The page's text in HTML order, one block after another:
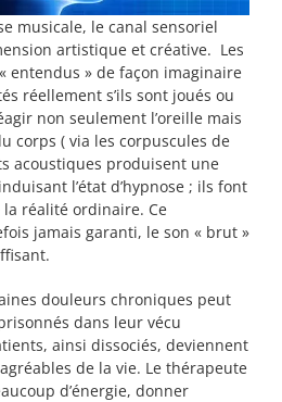
musicale, le canal sensoriel
artistique et créative. Les
entendus » de façon imaginaire
réellement s’ils sont joués ou
non seulement l’oreille mais
corps ( via les corpuscules de
acoustiques produisent une
l’état d’hypnose ; ils font
la réalité ordinaire. Ce
jamais garanti, le son « brut »
douleurs chroniques peut
dans leur vécu
ainsi dissociés, deviennent
de la vie. Le thérapeute
d’énergie, donner